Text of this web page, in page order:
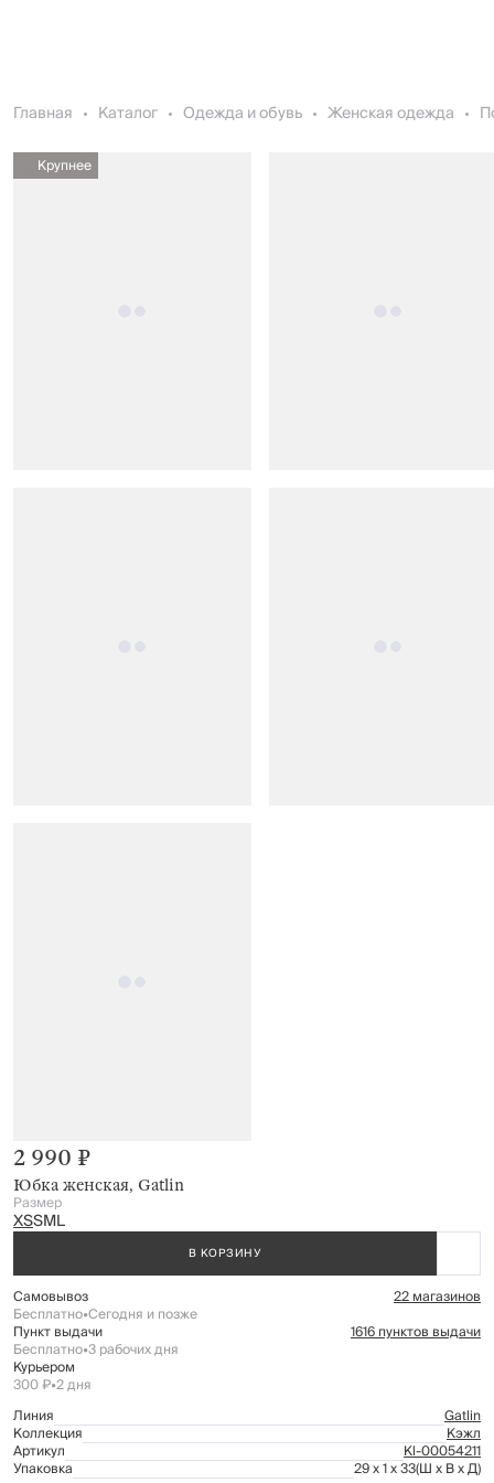
Главная Каталог Одежда и обувь Женская одежда
Крупнее
Юбка женская, Gatlin
2 990 ₽
Размер
XSSML
В КОРЗИНУ
Самовывоз 22 магазинов
Бесплатно•Сегодня и позже
Пункт выдачи 1616 пунктов выдачи
Бесплатно•3 рабочих дня
Курьером
300 ₽•2 дня
Линия
Gatlin
Коллекция Кэжл
Артикул Kl-00054211
Упаковка 29 x 1 x 33(Ш x В x Д)